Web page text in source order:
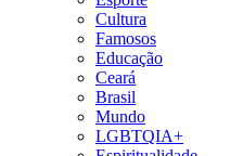
Cultura
Famosos
Educação
Ceará
Brasil
Mundo
LGBTQIA+